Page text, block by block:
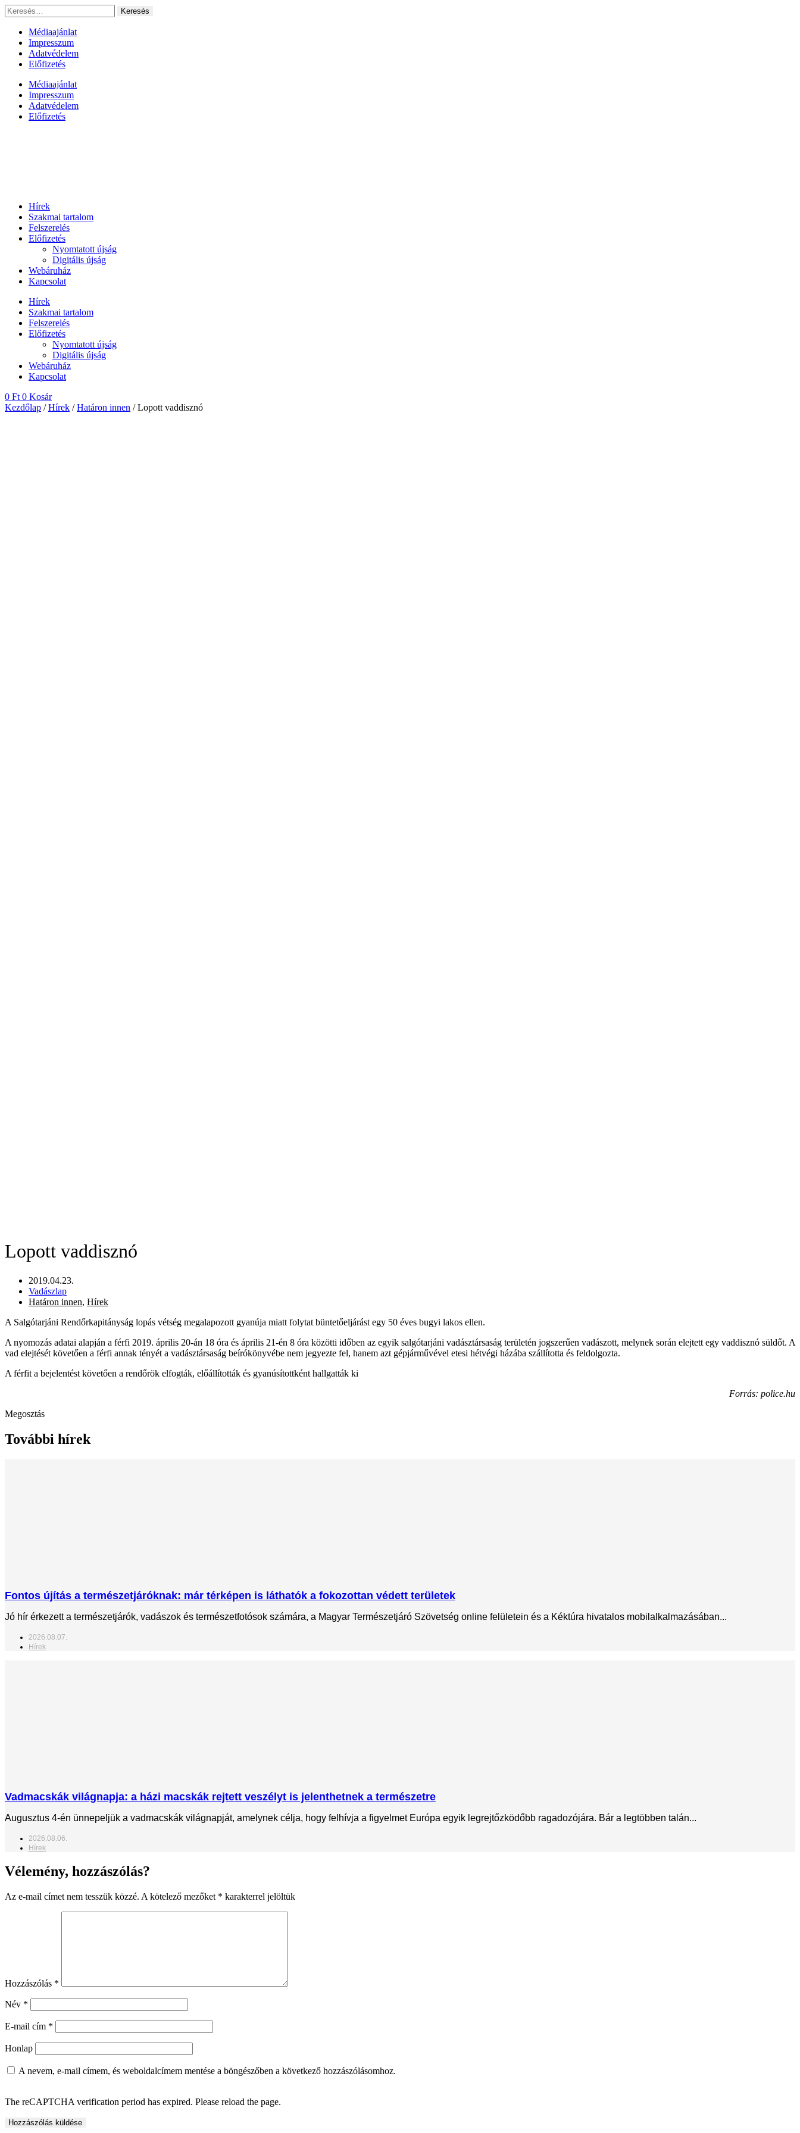
Ugrás
a
tartalomhoz
Keresés:
Médiaajánlat
Impresszum
Adatvédelem
Előfizetés
Médiaajánlat
Impresszum
Adatvédelem
Előfizetés
Hírek
Szakmai tartalom
Felszerelés
Előfizetés
Nyomtatott újság
Digitális újság
Webáruház
Kapcsolat
Hírek
Szakmai tartalom
Felszerelés
Előfizetés
Nyomtatott újság
Digitális újság
Webáruház
Kapcsolat
0 Ft 0 Kosár
Kezdőlap /Hírek /Határon innen / Lopott vaddisznó
Lopott vaddisznó
2019.04.23.
Vadászlap
Határon innen, Hírek
A Salgótarjáni Rendőrkapitányság lopás vétség megalapozott gyanúja miatt folytat büntetőeljárást egy 50 éves bugyi lakos ellen.
A nyomozás adatai alapján a férfi 2019. április 20-án 18 óra és április 21-én 8 óra közötti időben az egyik salgótarjáni vadásztársaság területén jogszerűen vadászott, melynek során elejtett egy vaddisznó süldőt. A
vad elejtését követően a férfi annak tényét a vadásztársaság beírókönyvébe nem jegyezte fel, hanem azt gépjárművével etesi hétvégi házába szállította és feldolgozta.
A férfit a bejelentést követően a rendőrök elfogták, előállították és gyanúsítottként hallgatták ki
Forrás: police.hu
Megosztás
További hírek
Fontos újítás a természetjáróknak: már térképen is láthatók a fokozottan védett területek
Jó hír érkezett a természetjárók, vadászok és természetfotósok számára, a Magyar Természetjáró Szövetség online felületein és a Kéktúra hivatalos mobilalkalmazásában...
2026.08.07.
Hírek
Vadmacskák világnapja: a házi macskák rejtett veszélyt is jelenthetnek a természetre
Augusztus 4-én ünnepeljük a vadmacskák világnapját, amelynek célja, hogy felhívja a figyelmet Európa egyik legrejtőzködőbb ragadozójára. Bár a legtöbben talán...
2026.08.06.
Hírek
Vélemény, hozzászólás?
Az e-mail címet nem tesszük közzé. A kötelező mezőket * karakterrel jelöltük
Hozzászólás *
Név *
E-mail cím *
Honlap
A nevem, e-mail címem, és weboldalcímem mentése a böngészőben a következő hozzászólásomhoz.
The reCAPTCHA verification period has expired. Please reload the page.